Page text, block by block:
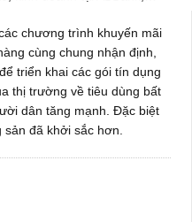
chương trình khuyến mãi
cùng chung nhận định,
triển khai các gói tín dụng
thị trường về tiêu dùng bất
dân tăng mạnh. Đặc biệt
sản đã khởi sắc hơn.